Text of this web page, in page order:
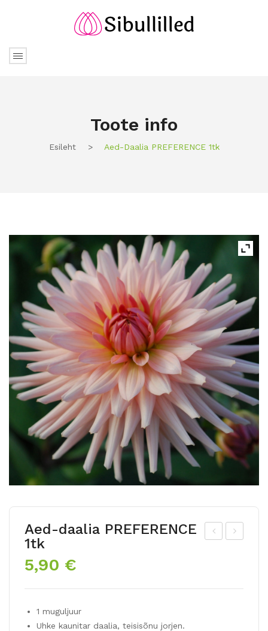
Toote info
Esileht > Aed-Daalia PREFERENCE 1tk
Aed-daalia PREFERENCE
1tk
5,90 €
1 muguljuur
Uhke kaunitar daalia, teisisõnu jorjen.